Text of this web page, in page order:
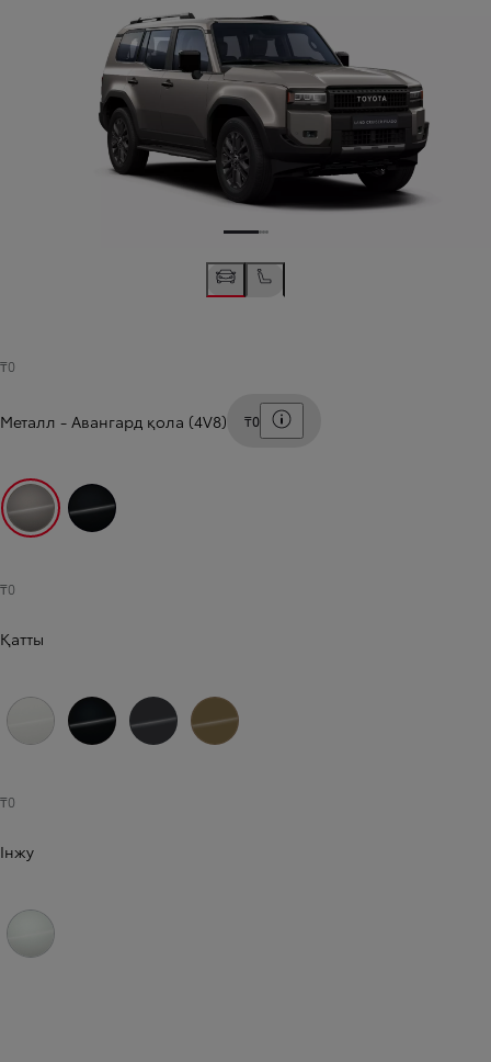
₸0
Металл - Авангард қола (4V8) ₸0
Авангард қола (4V8)
₸0
Қатты
₸0
Інжу